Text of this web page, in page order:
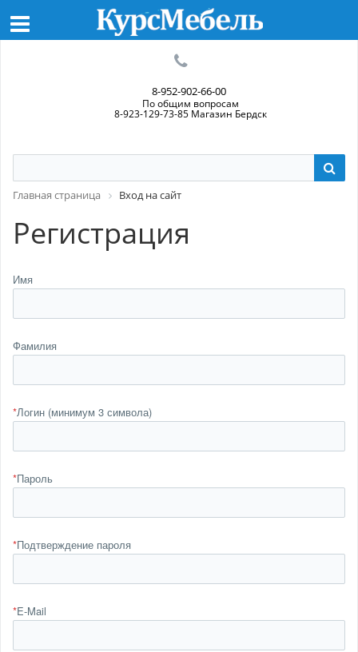
8-952-902-66-00
По общим вопросам
8-923-129-73-85 Магазин Бердск
Главная страница Вход на сайт
Регистрация
Имя
Фамилия
*Логин (минимум 3 символа)
*Пароль
*Подтверждение пароля
*E-Mail